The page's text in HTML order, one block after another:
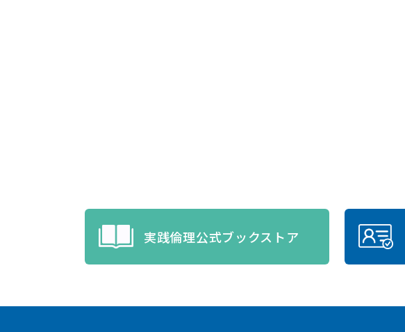
実践倫理公式ブックストア